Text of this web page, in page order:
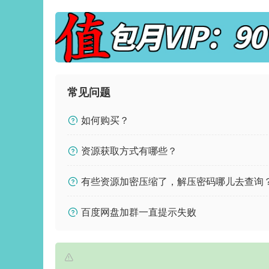
常见问题
如何购买？
资源获取方式有哪些？
有些资源加密压缩了，解压密码哪儿去查询
百度网盘加群一直提示失败